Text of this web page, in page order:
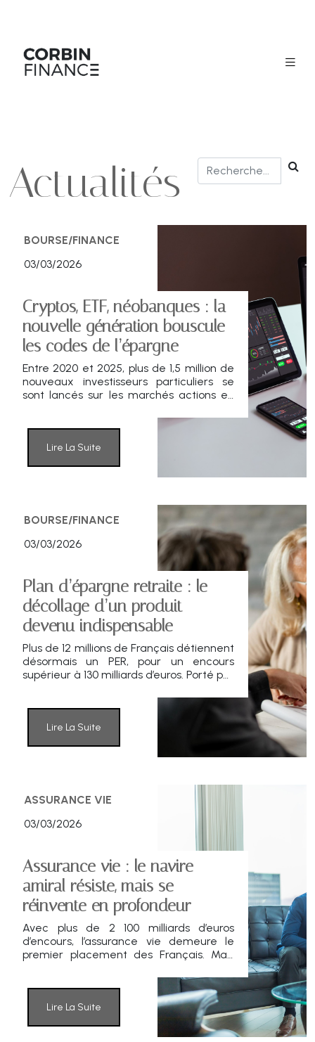
Actualités
BOURSE/FINANCE
03/03/2026
Cryptos, ETF, néobanques : la
nouvelle génération bouscule
les codes de l’épargne
Entre 2020 et 2025, plus de 1,5 million de
nouveaux investisseurs particuliers se
sont lancés sur les marchés actions en
représentent désormais près de 40 %
gestion automatisée, ETF : les jeunes
l’investissement, entre démocratisation,
Lire La Suite
BOURSE/FINANCE
03/03/2026
Plan d’épargne retraite : le
décollage d’un produit
devenu indispensable
Plus de 12 millions de Français détiennent
désormais un PER, pour un encours
supérieur à 130 milliards d’euros. Porté par
par un avantage fiscal attractif et par
un basculement culturel chez les jeunes
générations, le produit né de la loi PACTE
connaît une ascension spectaculaire qui
transforme le paysage de l’épargne
Lire La Suite
ASSURANCE VIE
03/03/2026
Assurance vie : le navire
amiral résiste, mais se
réinvente en profondeur
Avec plus de 2 100 milliards d’euros
d’encours, l’assurance vie demeure le
premier placement des Français. Mais
croit immuable, le rapport de force
bascule progressivement des fonds en
euros vers les unités de compte. La
gestion se professionnalise, se
technologise, et les épargnants se
Lire La Suite